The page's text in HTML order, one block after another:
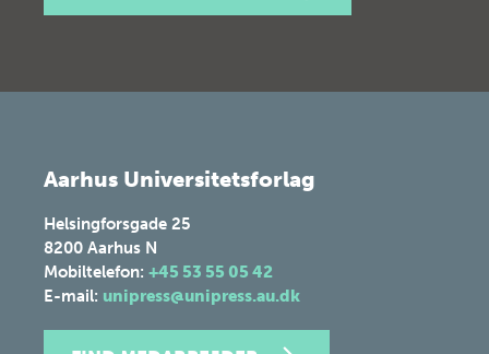
Aarhus Universitetsforlag
Helsingforsgade 25
8200 Aarhus N
Mobiltelefon: +45 53 55 05 42
E-mail: unipress@unipress.au.dk